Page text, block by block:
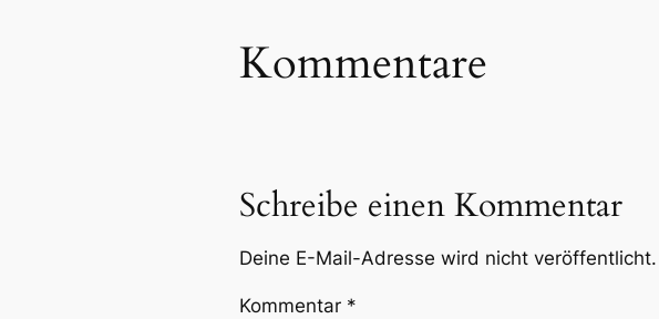
Kommentare
Schreibe einen Kommentar
Deine E-Mail-Adresse wird nicht veröffentlicht.
Kommentar *